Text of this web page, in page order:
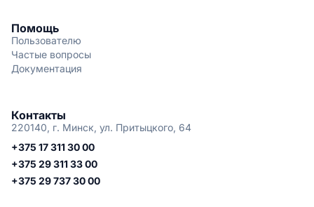
Помощь
Пользователю
Частые вопросы
Документация
Контакты
220140, г. Минск, ул. Притыцкого, 64
+375 17 311 30 00
+375 29 311 33 00
+375 29 737 30 00